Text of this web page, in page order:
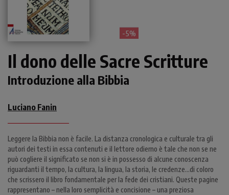
- 5%
Il dono delle Sacre Scritture
Introduzione alla Bibbia
Luciano Fanin
Leggere la Bibbia non è facile. La distanza cronologica e culturale tra gli
autori dei testi in essa contenuti e il lettore odierno è tale che non se ne
può cogliere il significato se non si è in possesso di alcune conoscenza
riguardanti il tempo, la cultura, la lingua, la storia, le credenze…di coloro
che scrissero il libro fondamentale per la fede dei cristiani. Queste pagine
rappresentano – nella loro semplicità e concisione – una preziosa